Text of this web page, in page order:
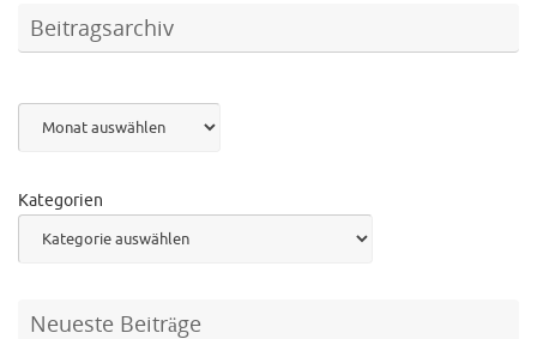
Beitragsarchiv
Kategorien
Neueste Beiträge